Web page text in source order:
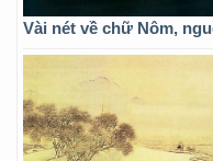
Vài nét về chữ Nôm,